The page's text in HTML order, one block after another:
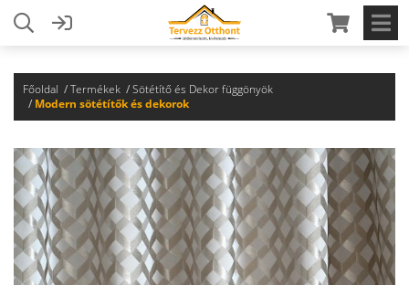
Főoldal Termékek
Sötétítő és Dekor függönyök
Modern sötétítők és dekorok